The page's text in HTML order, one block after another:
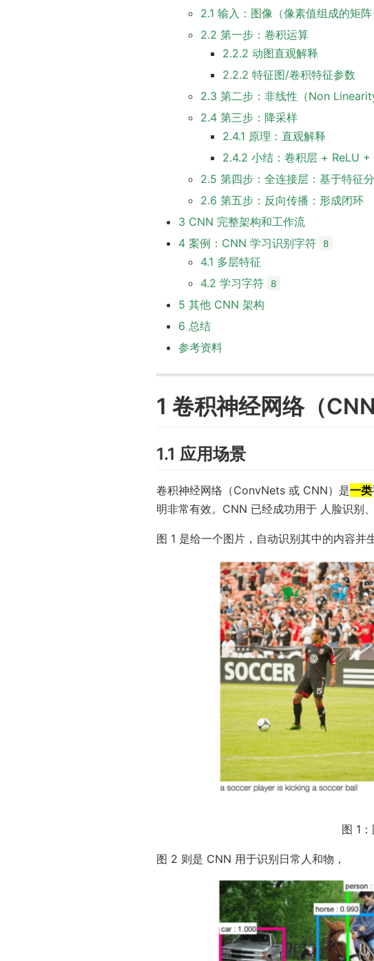
2.1 输入：图像（像素值组成的矩阵
2.2 第一步：卷积运算
2.2.2 动图直观解释
2.2.2 特征图/卷积特征参数
2.3 第二步：非线性（Non
2.4 第三步：降采样
2.4.1 原理：直观解释
2.4.2 小结：卷积层 + ReLU +
2.5 第四步：全连接层：基于特征
2.6 第五步：反向传播：形成闭环
3 CNN 完整架构和工作流
4 案例：CNN 学习识别字符
8
4.1 多层特征
4.2 学习字符
8
5 其他 CNN 架构
6 总结
参考资料
1 卷积神经网络（CNN
1.1 应用场景
卷积神经网络（ConvNets 或 CNN）是一类
明非常有效。CNN 已经成功用于 人脸识别
图 1 是给一个图片，自动识别其中的内容并
图 1
图 2 则是 CNN 用于识别日常人和物，